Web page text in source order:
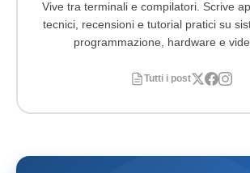
Vive tra terminali e compilatori. Scrive
tecnici, recensioni e tutorial pratici su
programmazione, hardware e
Tutti i post